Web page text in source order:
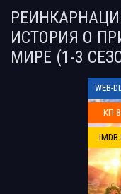
ИСТОРИЯ О
МИРЕ (1-3
WEB-
КП
IMDB